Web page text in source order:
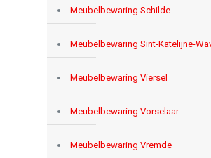
Meubelbewaring Schilde
Meubelbewaring Sint-Katelijne-
Meubelbewaring Viersel
Meubelbewaring Vorselaar
Meubelbewaring Vremde